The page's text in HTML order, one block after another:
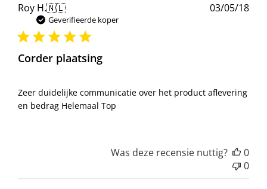
Roy H.🇳🇱
Geverifieerde koper
Corder plaatsing
Zeer duidelijke communicatie over het product aflevering
en bedrag Helemaal Top
03/05/18
Was deze recensie nuttig?
0
0